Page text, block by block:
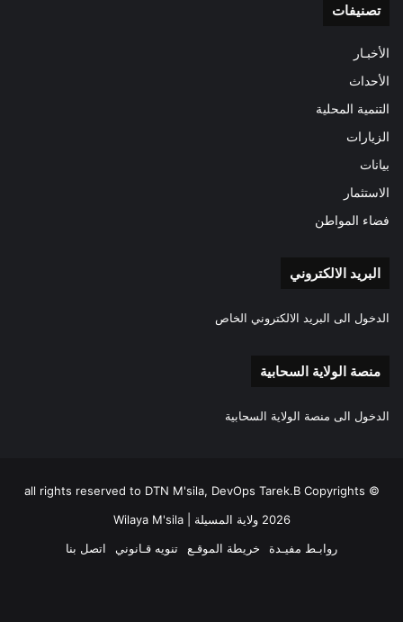
تصنيفات
الأخبـار
الأحداث
التنمية المحلية
الزيارات
بيانات
الاستثمار
فضاء المواطن
البريد الالكتروني
الدخول الى البريد الالكتروني الخاص
منصة الولاية السحابية
الدخول الى منصة الولاية السحابية
all rights reserved to DTN M'sila, DevOps Tarek.B Copyrights ©
2026 ولاية المسيلة | Wilaya M'sila
روابـط مفيـدة
خريطة الموقـع تنويه قـانوني اتصل بنا